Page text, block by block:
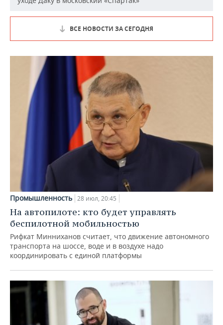
ВСЕ НОВОСТИ ЗА СЕГОДНЯ
Промышленность 28 июл, 20:45
На автопилоте: кто будет управлять
беспилотной мобильностью
Рифкат Минниханов считает, что движение автономного
транспорта на шоссе, воде и в воздухе надо
координировать с единой платформы